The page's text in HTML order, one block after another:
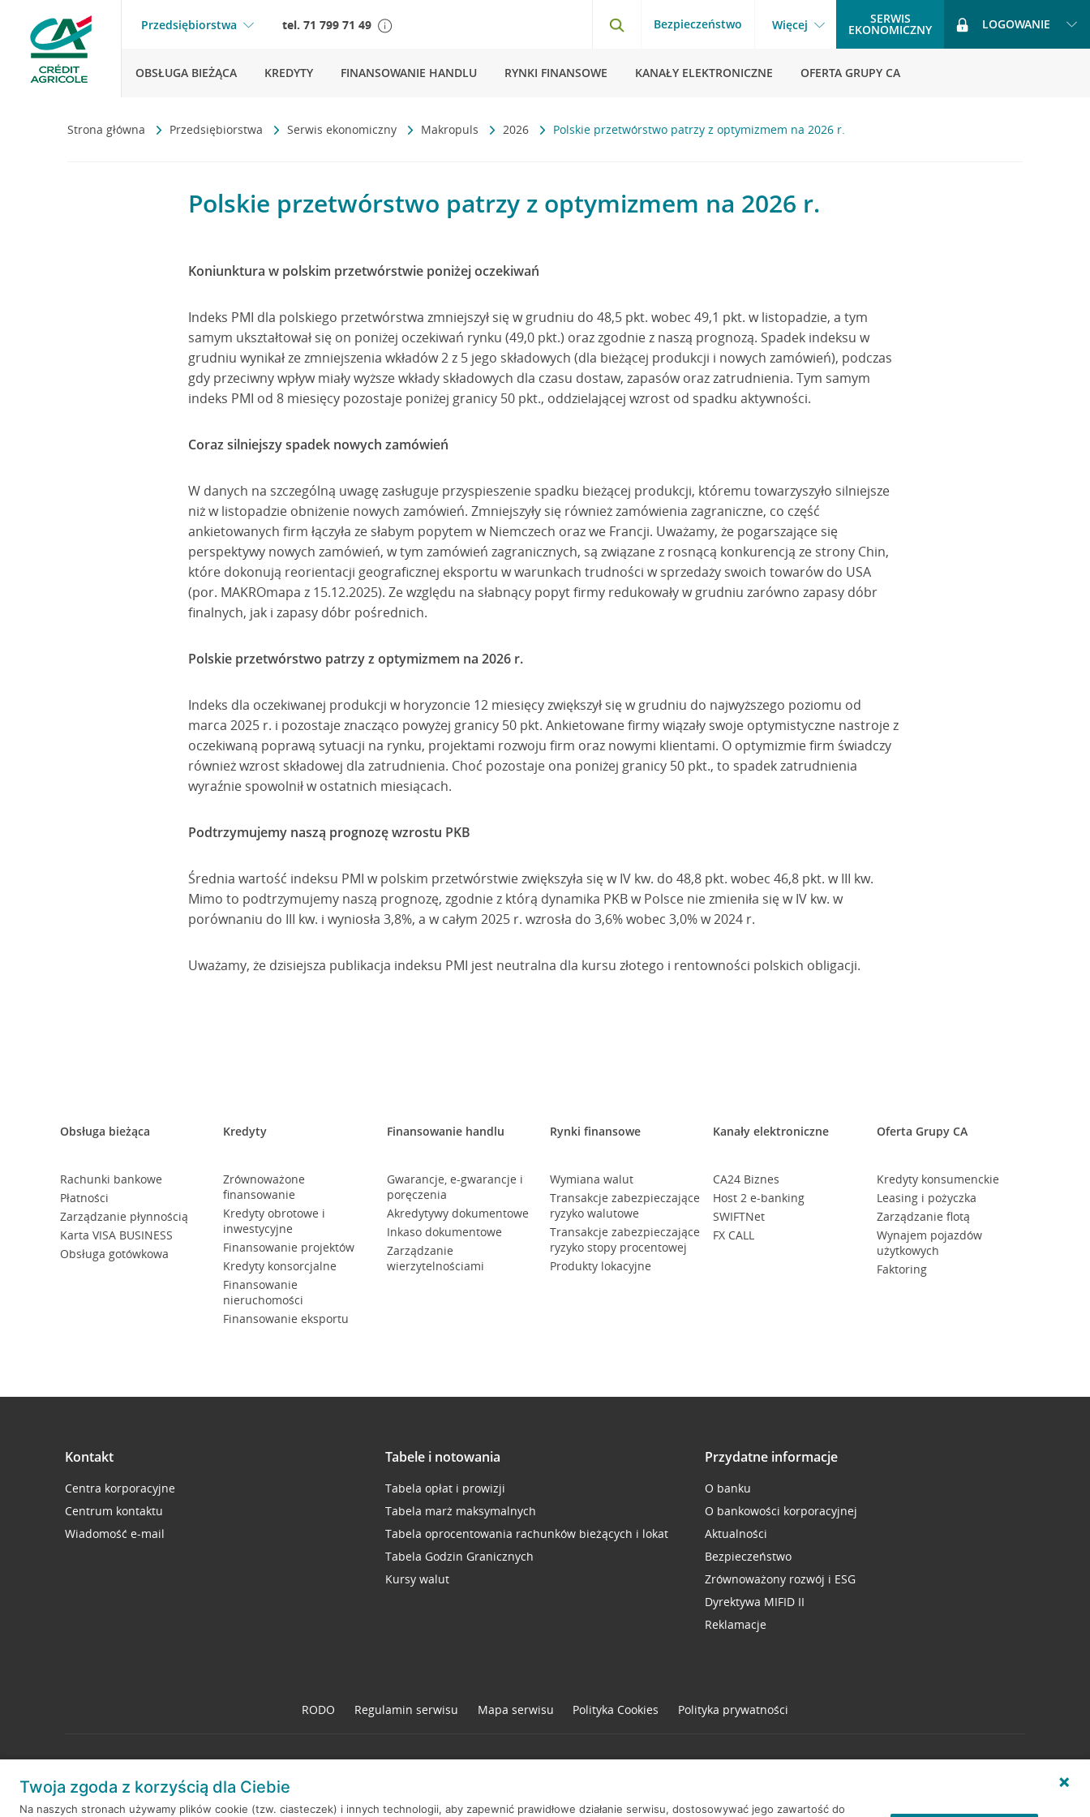
Przedsiębiorstwa tel. 71 799 71 49 Bezpieczeństwo Więcej SERWIS
EKONOMICZNY LOGOWANIE
OBSŁUGA BIEŻĄCA KREDYTY FINANSOWANIE HANDLU RYNKI FINANSOWE KANAŁY ELEKTRONICZNE OFERTA GRUPY CA
Strona główna Przedsiębiorstwa Serwis ekonomiczny Makropuls 2026 Polskie przetwórstwo patrzy z optymizmem na 2026 r.
Polskie przetwórstwo patrzy z optymizmem na 2026 r.
Koniunktura w polskim przetwórstwie poniżej oczekiwań
Indeks PMI dla polskiego przetwórstwa zmniejszył się w grudniu do 48,5 pkt. wobec 49,1 pkt. w listopadzie, a tym
samym ukształtował się on poniżej oczekiwań rynku (49,0 pkt.) oraz zgodnie z naszą prognozą. Spadek indeksu w
grudniu wynikał ze zmniejszenia wkładów 2 z 5 jego składowych (dla bieżącej produkcji i nowych zamówień), podczas
gdy przeciwny wpływ miały wyższe wkłady składowych dla czasu dostaw, zapasów oraz zatrudnienia. Tym samym
indeks PMI od 8 miesięcy pozostaje poniżej granicy 50 pkt., oddzielającej wzrost od spadku aktywności.
Coraz silniejszy spadek nowych zamówień
W danych na szczególną uwagę zasługuje przyspieszenie spadku bieżącej produkcji, któremu towarzyszyło silniejsze
niż w listopadzie obniżenie nowych zamówień. Zmniejszyły się również zamówienia zagraniczne, co część
ankietowanych firm łączyła ze słabym popytem w Niemczech oraz we Francji. Uważamy, że pogarszające się
perspektywy nowych zamówień, w tym zamówień zagranicznych, są związane z rosnącą konkurencją ze strony Chin,
które dokonują reorientacji geograficznej eksportu w warunkach trudności w sprzedaży swoich towarów do USA
(por. MAKROmapa z 15.12.2025). Ze względu na słabnący popyt firmy redukowały w grudniu zarówno zapasy dóbr
finalnych, jak i zapasy dóbr pośrednich.
Polskie przetwórstwo patrzy z optymizmem na 2026 r.
Indeks dla oczekiwanej produkcji w horyzoncie 12 miesięcy zwiększył się w grudniu do najwyższego poziomu od
marca 2025 r. i pozostaje znacząco powyżej granicy 50 pkt. Ankietowane firmy wiązały swoje optymistyczne nastroje z
oczekiwaną poprawą sytuacji na rynku, projektami rozwoju firm oraz nowymi klientami. O optymizmie firm świadczy
również wzrost składowej dla zatrudnienia. Choć pozostaje ona poniżej granicy 50 pkt., to spadek zatrudnienia
wyraźnie spowolnił w ostatnich miesiącach.
Podtrzymujemy naszą prognozę wzrostu PKB
Średnia wartość indeksu PMI w polskim przetwórstwie zwiększyła się w IV kw. do 48,8 pkt. wobec 46,8 pkt. w III kw.
Mimo to podtrzymujemy naszą prognozę, zgodnie z którą dynamika PKB w Polsce nie zmieniła się w IV kw. w
porównaniu do III kw. i wyniosła 3,8%, a w całym 2025 r. wzrosła do 3,6% wobec 3,0% w 2024 r.
Uważamy, że dzisiejsza publikacja indeksu PMI jest neutralna dla kursu złotego i rentowności polskich obligacji.
Obsługa bieżąca
Rachunki bankowe
Płatności
Zarządzanie płynnością
Karta VISA BUSINESS
Obsługa gotówkowa
Kredyty
Zrównoważone
finansowanie
Kredyty obrotowe i
inwestycyjne
Finansowanie projektów
Kredyty konsorcjalne
Finansowanie
nieruchomości
Finansowanie eksportu
Finansowanie handlu
Gwarancje, e-gwarancje i
poręczenia
Akredytywy dokumentowe
Inkaso dokumentowe
Zarządzanie
wierzytelnościami
Rynki finansowe
Wymiana walut
Transakcje zabezpieczające
ryzyko walutowe
Transakcje zabezpieczające
ryzyko stopy procentowej
Produkty lokacyjne
Kanały elektroniczne
CA24 Biznes
Host 2 e-banking
SWIFTNet
FX CALL
Oferta Grupy CA
Kredyty konsumenckie
Leasing i pożyczka
Zarządzanie flotą
Wynajem pojazdów
użytkowych
Faktoring
Kontakt
Centra korporacyjne
Centrum kontaktu
Wiadomość e-mail
Tabele i notowania
Tabela opłat i prowizji
Tabela marż maksymalnych
Tabela oprocentowania rachunków bieżących i lokat
Tabela Godzin Granicznych
Kursy walut
Przydatne informacje
O banku
O bankowości korporacyjnej
Aktualności
Bezpieczeństwo
Zrównoważony rozwój i ESG
Dyrektywa MIFID II
Reklamacje
RODO Regulamin serwisu Mapa serwisu Polityka Cookies Polityka prywatności
© 2026 Credit Agricole Bank Polska S.A. Wszelkie prawa zastrzeżone
Twoja zgoda z korzyścią dla Ciebie
Na naszych stronach używamy plików cookie (tzw. ciasteczek) i innych technologii, aby zapewnić prawidłowe działanie serwisu, dostosowywać jego zawartość do